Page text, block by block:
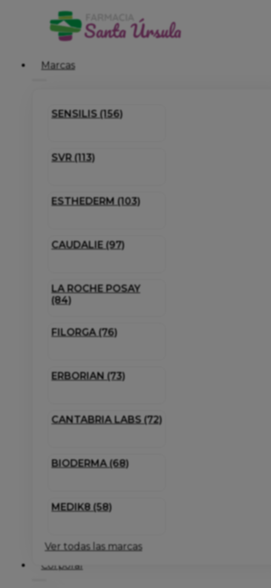
Marcas
SENSILIS (156)
SVR (113)
ESTHEDERM (103)
CAUDALIE (97)
LA ROCHE POSAY
(84)
FILORGA (76)
ERBORIAN (73)
CANTABRIA LABS (72)
BIODERMA (68)
MEDIK8 (58)
Ver todas las marcas
Corporal